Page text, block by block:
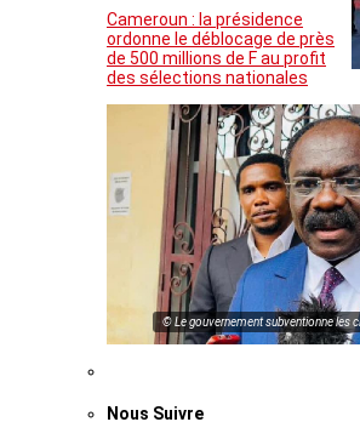
Cameroun : la présidence
ordonne le déblocage de près
de 500 millions de F au profit
des sélections nationales
© Le gouvernement subventionne les
Nous Suivre